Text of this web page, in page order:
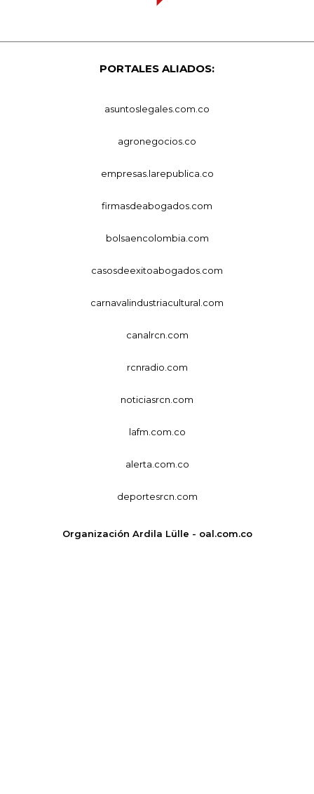
PORTALES ALIADOS:
asuntoslegales.com.co
agronegocios.co
empresas.larepublica.co
firmasdeabogados.com
bolsaencolombia.com
casosdeexitoabogados.com
carnavalindustriacultural.com
canalrcn.com
rcnradio.com
noticiasrcn.com
lafm.com.co
alerta.com.co
deportesrcn.com
Organización Ardila Lülle - oal.com.co